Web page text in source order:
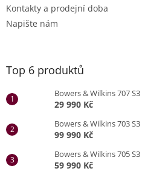
Kontakty a prodejní doba
Napište nám
Top 6 produktů
Bowers & Wilkins 707 S3
29 990 Kč
Bowers & Wilkins 703 S3
99 990 Kč
Bowers & Wilkins 705 S3
59 990 Kč